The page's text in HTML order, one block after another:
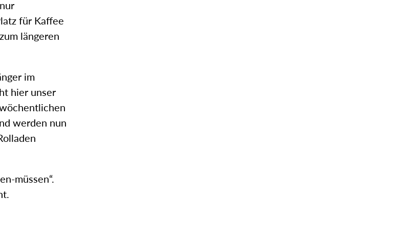
für Kaffee
längeren
im
hier unser
werden nun
müssen“.